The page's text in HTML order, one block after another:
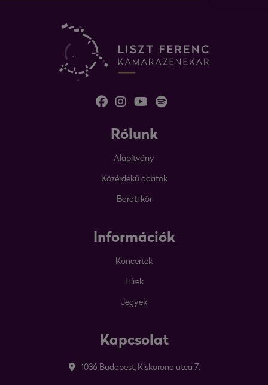
Rólunk
Alapítvány
Közérdekű adatok
Baráti kör
Információk
Koncertek
Hírek
Jegyek
Kapcsolat
1036 Budapest, Kiskorona utca 7.